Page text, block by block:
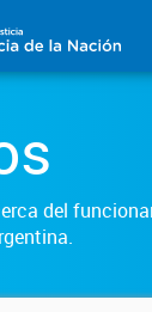
del